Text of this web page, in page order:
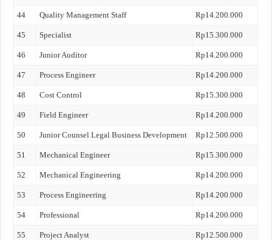
44 Quality Management Staff Rp14.200.000
45 Specialist Rp15.300.000
46 Junior Auditor Rp14.200.000
47 Process Engineer Rp14.200.000
48 Cost Control Rp15.300.000
49 Field Engineer Rp14.200.000
50 Junior Counsel Legal Business Development Rp12.500.000
51 Mechanical Engineer Rp15.300.000
52 Mechanical Engineering Rp14.200.000
53 Process Engineering Rp14.200.000
54 Professional Rp14.200.000
55 Project Analyst Rp12.500.000